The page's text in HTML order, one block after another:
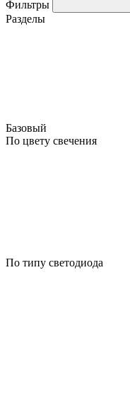
Фильтры
Разделы
Базовый
По цвету свечения
По типу светодиода